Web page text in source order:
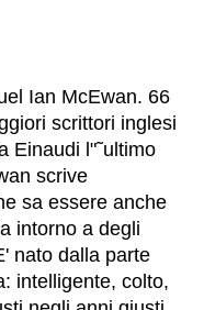
Ian McEwan. 66
scrittori inglesi
Einaudi l"˜ultimo
scrive
sa essere anche
intorno a degli
nato dalla parte
intelligente, colto,